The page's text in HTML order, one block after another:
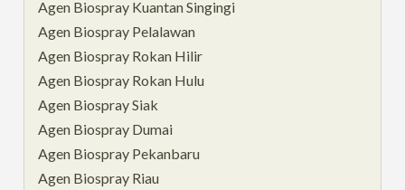
Agen Biospray Kuantan Singingi
Agen Biospray Pelalawan
Agen Biospray Rokan Hilir
Agen Biospray Rokan Hulu
Agen Biospray Siak
Agen Biospray Dumai
Agen Biospray Pekanbaru
Agen Biospray Riau